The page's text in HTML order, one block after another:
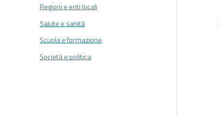
Regioni e enti locali
Salute e sanità
Scuola e formazione
Società e politica